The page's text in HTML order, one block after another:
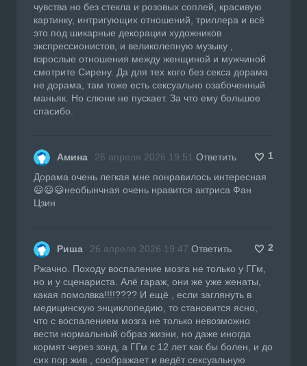
чувства но без стекла и розовых соплей, красивую
картинку, интригующих отношений, триллера и всё
это под шикарные декорации художников
экспрессионистов, и великолепную музыку ,
взрослые отношения между женщиной и мужчиной
смотрите Сирену. Да для тех кого без секса дорама
не дорама, там тоже есть сексуально озабоченный
маньяк. Но слюни не пускает. За что ему большое
спасибо.
Амина 26 апреля 2026 19:51 Ответить
1
Дорама очень легкая мне понравилось интересная
😃😃😃необынчная очень нравится актриса Фан
Цзин
Риша 26 апреля 2026 19:47 Ответить
2
Ржачно. Походу воспаление мозга не только у ГГм,
но и у сценариста. Алё гараж, они же уже женаты,
какая помолвка!!!!???? И ещё , если заглянуть в
медицинскую энциклопедию, то становится ясно,
что с воспалением мозга не только невозможно
вести нормальный образ жизни, но даже иногда
кормят через зонд, а ГГм с 12 лет как бы болен, и до
сих пор жив , соображает и ведёт сексуальную